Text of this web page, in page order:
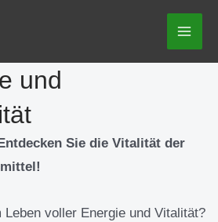
und
Sie die Vitalität der
Leben voller Energie und Vitalität?